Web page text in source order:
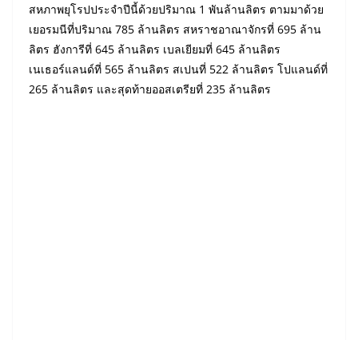
สหภาพยุโรปประจำปีนี้ด้วยปริมาณ 1 พันล้านลิตร ตามมาด้วย
เยอรมนีที่ปริมาณ 785 ล้านลิตร สหราชอาณาจักรที่ 695 ล้าน
ลิตร ฮังการีที่ 645 ล้านลิตร เบลเยียมที่ 645 ล้านลิตร
เนเธอร์แลนด์ที่ 565 ล้านลิตร สเปนที่ 522 ล้านลิตร โปแลนด์ที่
265 ล้านลิตร และสุดท้ายออสเตรียที่ 235 ล้านลิตร